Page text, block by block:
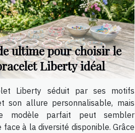
ultime pour choisir le
Liberty idéal
Liberty séduit par ses motifs
son allure personnalisable, mais
modèle parfait peut sembler
face à la diversité disponible. Grâce